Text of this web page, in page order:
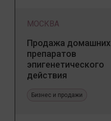
МОСКВА
Продажа домашних
препаратов
эпигенетического
действия
Бизнес и продажи